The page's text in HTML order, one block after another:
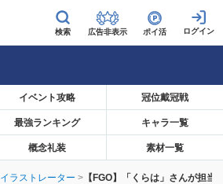
広告非表示 ポイ活
イベント攻略 冠位戴冠戦
最強ランキング キャラ一覧
概念礼装 素材一覧
イラストレーター 【FGO】「くらは」さんが担